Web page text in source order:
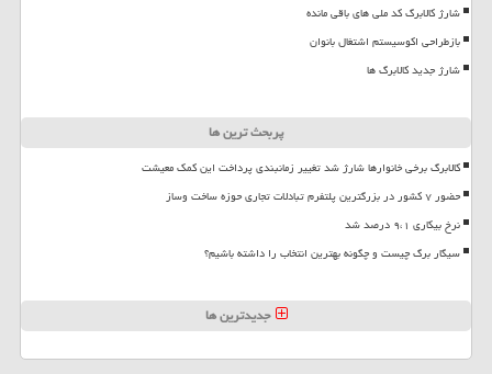
شارژ کالابرگ کد ملی های باقی مانده
بازطراحی اکوسیستم اشتغال بانوان
شارژ جدید کالابرگ ها
پربحث ترین ها
کالابرگ برخی خانوارها شارژ شد تغییر زمانبندی پرداخت این کمک معیشت
حضور ۷ کشور در بزرگترین پلتفرم تبادلات تجاری حوزه ساخت وساز
نرخ بیکاری ۹،۱ درصد شد
سیگار برگ چیست و چگونه بهترین انتخاب را داشته باشیم؟
جدیدترین ها